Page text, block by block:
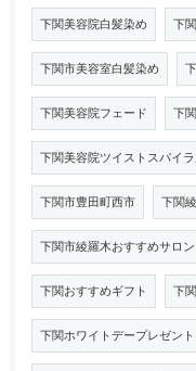
下関美容院白髪染め 下
下関市美容室白髪染め
下関美容院フェード 下
下関美容院ツイストスパイ
下関市豊田町西市 下関
下関市綾羅木おすすめサロン
下関おすすめギフト 下
下関ホワイトデープレゼント